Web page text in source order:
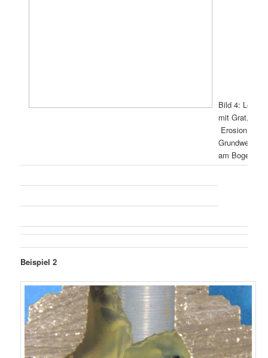
Bild 4:
mit Grat,
Erosion des
am Bogen
Beispiel 2